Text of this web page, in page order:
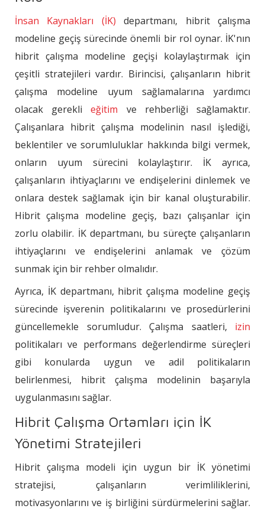
İnsan Kaynakları (İK) departmanı, hibrit çalışma
modeline geçiş sürecinde önemli bir rol oynar. İK'nın
hibrit çalışma modeline geçişi kolaylaştırmak için
çeşitli stratejileri vardır. Birincisi, çalışanların hibrit
çalışma modeline uyum sağlamalarına yardımcı
olacak gereklieğitim ve rehberliği sağlamaktır.
Çalışanlara hibrit çalışma modelinin nasıl işlediği,
beklentiler ve sorumluluklar hakkında bilgi vermek,
onların uyum sürecini kolaylaştırır. İK ayrıca,
çalışanların ihtiyaçlarını ve endişelerini dinlemek ve
onlara destek sağlamak için bir kanal oluşturabilir.
Hibrit çalışma modeline geçiş, bazı çalışanlar için
zorlu olabilir. İK departmanı, bu süreçte çalışanların
ihtiyaçlarını ve endişelerini anlamak ve çözüm
sunmak için bir rehber olmalıdır.
Ayrıca, İK departmanı, hibrit çalışma modeline geçiş
sürecinde işverenin politikalarını ve prosedürlerini
güncellemekle sorumludur. Çalışma saatleri, izin
politikaları ve performans değerlendirme süreçleri
gibi konularda uygun ve adil politikaların
belirlenmesi, hibrit çalışma modelinin başarıyla
uygulanmasını sağlar.
Hibrit Çalışma Ortamları için İK
Yönetimi Stratejileri
Hibrit çalışma modeli için uygun bir İK yönetimi
stratejisi, çalışanların verimliliklerini,
motivasyonlarını ve iş birliğini sürdürmelerini sağlar.